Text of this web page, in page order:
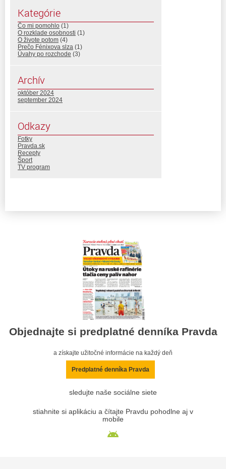
Kategórie
Čo mi pomohlo (1)
O rozklade osobnosti (1)
O živote potom (4)
Prečo Fénixova slza (1)
Úvahy po rozchode (3)
Archív
október 2024
september 2024
Odkazy
Fotky
Pravda.sk
Recepty
Šport
TV program
Objednajte si predplatné denníka Pravda
a získajte užitočné informácie na každý deň
Predplatné denníka Pravda
sledujte naše sociálne siete
stiahnite si aplikáciu a čítajte Pravdu pohodlne aj v
mobile